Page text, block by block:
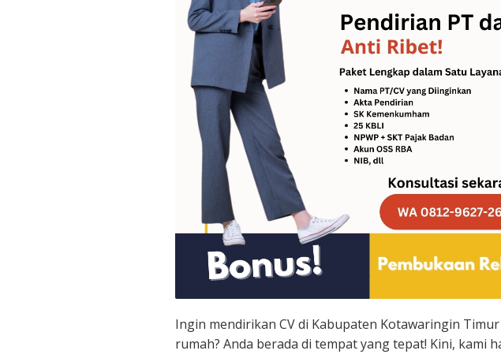
Ingin mendirikan CV di Kabupaten Kotawaringin
rumah? Anda berada di tempat yang tepat! Kini, kami